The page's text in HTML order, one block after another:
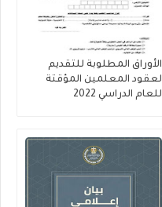
الأوراق المطلوبة للتقديم
لعقود المعلمين المؤقتة
للعام الدراسي 2022